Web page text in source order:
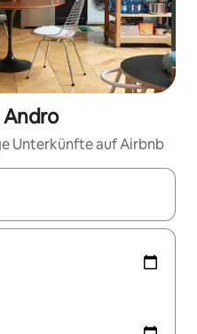
Unterkünfte auf Airbnb
navigiere mit den